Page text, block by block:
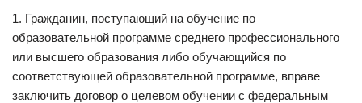
1. Гражданин, поступающий на обучение по
образовательной программе среднего профессионального
или высшего образования либо обучающийся по
соответствующей образовательной программе, вправе
заключить договор о целевом обучении с федеральным